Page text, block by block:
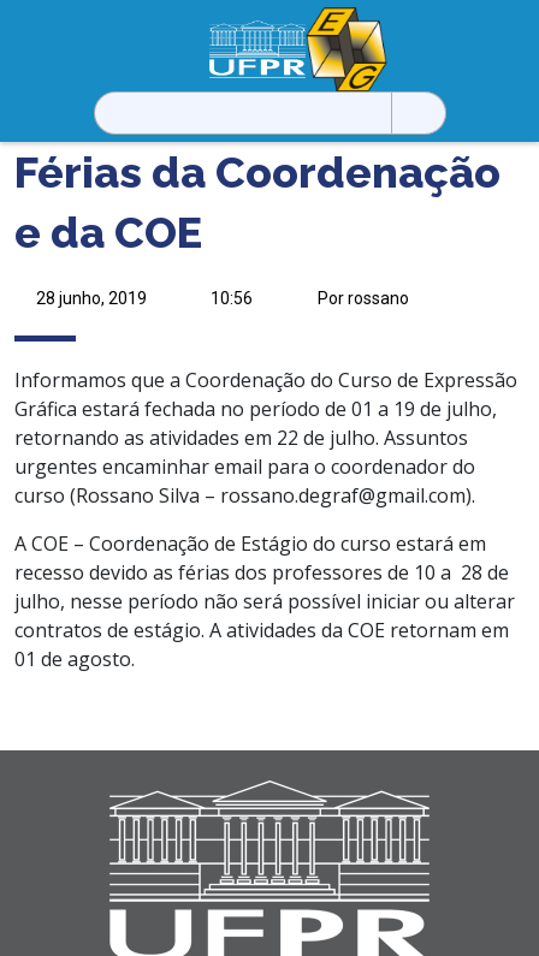
Pesquisar
por:
Férias da Coordenação
e da COE
28 junho, 2019 10:56 Por rossano
Informamos que a Coordenação do Curso de Expressão
Gráfica estará fechada no período de 01 a 19 de julho,
retornando as atividades em 22 de julho. Assuntos
urgentes encaminhar email para o coordenador do
curso (Rossano Silva – rossano.degraf@gmail.com).
A COE – Coordenação de Estágio do curso estará em
recesso devido as férias dos professores de 10 a 28 de
julho, nesse período não será possível iniciar ou alterar
contratos de estágio. A atividades da COE retornam em
01 de agosto.